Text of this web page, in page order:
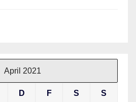
April 2021
D F S S